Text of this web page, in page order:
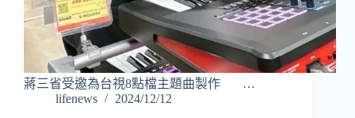
蔣三省受邀為台視8點檔主題曲製作 …
lifenews
2024/12/12